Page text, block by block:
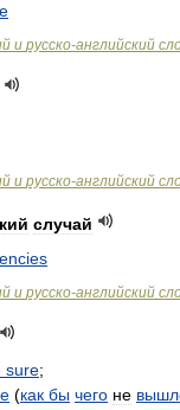
и русско-английский
и русско-английский
случай
и русско-английский
sure;
(как бы чего не